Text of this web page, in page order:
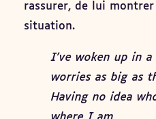
rassurer, de lui
situation.
I’ve woken up in
worries as big as
Having no idea